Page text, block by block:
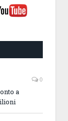
0
a